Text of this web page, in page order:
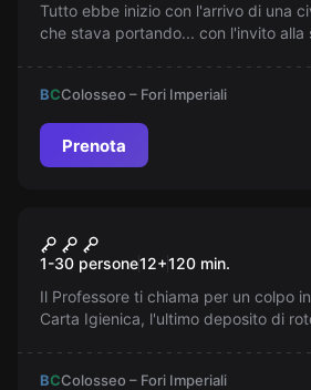
Tutto ebbe inizio con l'arrivo di una
che stava portando... con l'invito alla
BCColosseo – Fori Imperiali
Prenota
La Casa di Carta
Online
1-30 persone12+120 min.
Il Professore ti chiama per un colpo
Carta Igienica, l'ultimo deposito di
BCColosseo – Fori Imperiali